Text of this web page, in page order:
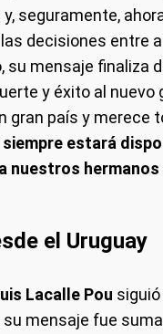
seguramente,
decisiones entre
su mensaje finaliza
y éxito al nuevo
gran país y merece
estará
nuestros
el Uruguay
Lacalle Pou
su mensaje fue